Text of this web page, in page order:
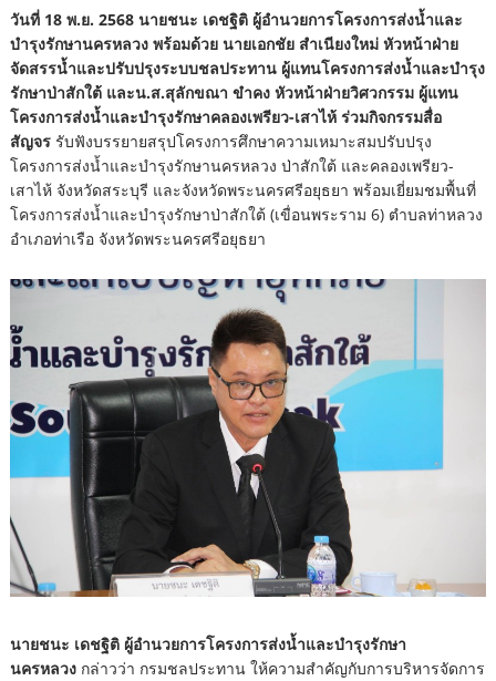
วันที่ 18 พ.ย. 2568 นายชนะ เดชฐิติ ผู้อำนวยการโครงการส่งน้ำและ
บำรุงรักษานครหลวง พร้อมด้วย นายเอกชัย สำเนียงใหม่ หัวหน้าฝ่าย
จัดสรรน้ำและปรับปรุงระบบชลประทาน ผู้แทนโครงการส่งน้ำและบำรุง
รักษาป่าสักใต้ และน.ส.สุลักขณา ขำคง หัวหน้าฝ่ายวิศวกรรม ผู้แทน
โครงการส่งน้ำและบำรุงรักษาคลองเพรียว-เสาไห้ ร่วมกิจกรรมสื่อ
สัญจรรับฟังบรรยายสรุปโครงการศึกษาความเหมาะสมปรับปรุง
โครงการส่งน้ำและบำรุงรักษานครหลวง ป่าสักใต้ และคลองเพรียว-
เสาไห้ จังหวัดสระบุรี และจังหวัดพระนครศรีอยุธยา พร้อมเยี่ยมชมพื้นที่
โครงการส่งน้ำและบำรุงรักษาป่าสักใต้ (เขื่อนพระราม 6) ตำบลท่าหลวง
อำเภอท่าเรือ จังหวัดพระนครศรีอยุธยา
นายชนะ เดชฐิติ ผู้อำนวยการโครงการส่งน้ำและบำรุงรักษา
นครหลวง กล่าวว่า กรมชลประทาน ให้ความสำคัญกับการบริหารจัดการ